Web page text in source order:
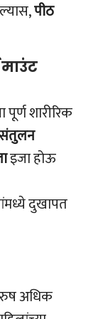
पीठ
माउंट
पूर्ण शारीरिक
इजा होऊ
दुखापत
अधिक